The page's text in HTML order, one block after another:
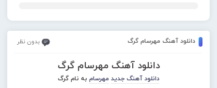
دانلود آهنگ مهرسام گرگ بدون نظر
دانلود آهنگ مهرسام گرگ
دانلود آهنگ جدید مهرسام به نام گرگ